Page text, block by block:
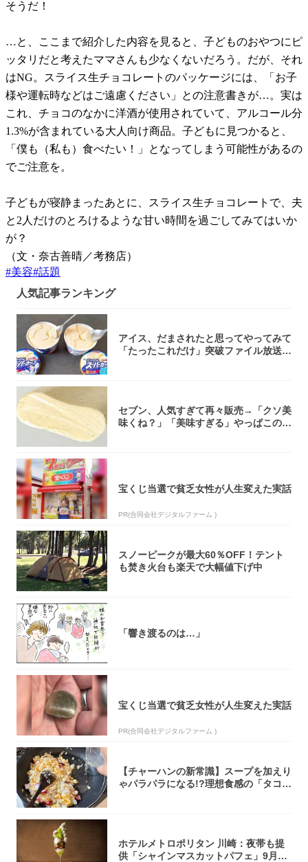
そうだ！
…と、ここまで紹介した内容を見ると、子どものおやつにピ
ッタリだと考えたママさんも少なくないだろう。だが、それ
はNG。スライス生チョコレートのパッケージには、「お子
様や運転時などはご遠慮ください」との注意書きが…。実は
これ、チョコのなかに洋酒が使用されていて、アルコール分
1.3%が含まれている大人向け商品。子どもに見つかると、
「僕も（私も）食べたい！」となってしまう可能性があるの
でご注意を。
子どもが寝静まったあとに、スライス生チョコレートで、夫
と2人だけのとろけるような甘い時間を過ごしてみてはいか
が？
（文・奈古善晴／考務店）
#美容#話題
人気記事ランキング
アイス、だまされたと思ってやってみて
「たったこれだけ」突破ファイル放送で
セブン、人気すぎて再々販売→「クソ美
味くね？」「美味すぎる」やっぱこのク
宝くじ当選で貧乏女性が人生変えた実話
PR(合同会社デジタルファーム )
スノーピークが最大60％OFF！テント
も焚き火台も楽天で大幅値下げ中
「響き渡るのは…」
宝くじ当選で貧乏女性が人生変えた実話
PR(合同会社デジタルファーム )
【チャーハンの新常識】スープを加えり
ゃパラパラになる!?理想食感の「タコチ
ホテルメトロポリタン 川崎：夜帯も提
供「シャインマスカットパフェ」9月1